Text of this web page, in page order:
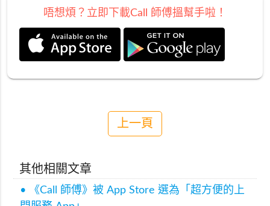
唔想煩？立即下載Call 師傅搵幫手啦！
上一頁
其他相關文章
• 《Call 師傅》被 App Store 選為「超方便的上